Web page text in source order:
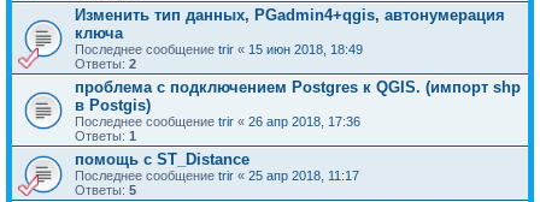
Изменить тип данных, PGadmin4+qgis, автонумерация
ключа
Последнее сообщение trir « 15 июн 2018, 18:49
Ответы: 2
проблема с подключением Postgres к QGIS. (импорт shp
в Postgis)
Последнее сообщение trir « 26 апр 2018, 17:36
Ответы: 1
помощь с ST_Distance
Последнее сообщение trir « 25 апр 2018, 11:17
Ответы: 5